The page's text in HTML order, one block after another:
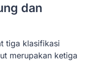
dan
tiga klasifikasi
merupakan ketiga